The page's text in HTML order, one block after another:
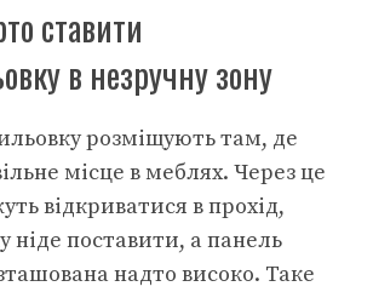
ставити
в незручну зону
розміщують там, де
місце в меблях. Через це
відкриватися в прохід,
ніде поставити, а панель
надто високо. Таке